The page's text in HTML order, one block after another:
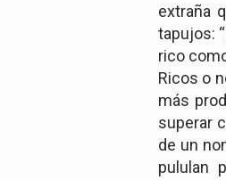
extraña
tapujos:
rico
Ricos o
más
superar
de un
pululan